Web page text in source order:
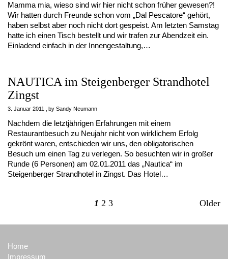
Mamma mia, wieso sind wir hier nicht schon früher gewesen?!
Wir hatten durch Freunde schon vom „Dal Pescatore“ gehört,
haben selbst aber noch nicht dort gespeist. Am letzten Samstag
hatte ich einen Tisch bestellt und wir trafen zur Abendzeit ein.
Einladend einfach in der Innengestaltung,…
NAUTICA im Steigenberger Strandhotel
Zingst
3. Januar 2011 by Sandy Neumann
Nachdem die letztjährigen Erfahrungen mit einem
Restaurantbesuch zu Neujahr nicht von wirklichem Erfolg
gekrönt waren, entschieden wir uns, den obligatorischen
Besuch um einen Tag zu verlegen. So besuchten wir in großer
Runde (6 Personen) am 02.01.2011 das „Nautica“ im
Steigenberger Strandhotel in Zingst. Das Hotel…
1 2 3 Older
Home
Impressum